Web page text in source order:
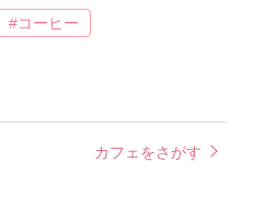
コーヒー
カフェをさがす